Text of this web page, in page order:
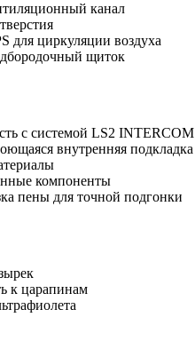
канал
для циркуляции воздуха
щиток
с системой LS2 INTERCOM
внутренняя подкладка
компоненты
пены для точной подгонки
к царапинам